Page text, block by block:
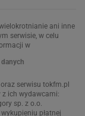
ani inne
serwisie, w celu
w
oraz serwisu tokfm.pl
z ich wydawcami:
sp. z o.o.
płatnej